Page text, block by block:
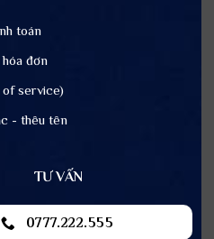
toán
đơn
service)
- thêu tên
TƯ VẤN
0777.222.555